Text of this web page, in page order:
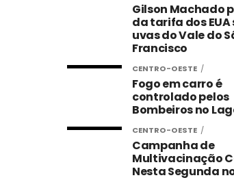
Gilson Machado
da tarifa dos EUA
uvas do Vale do
Francisco
CENTRO-OESTE
Fogo em carro é
controlado pelos
Bombeiros no
CENTRO-OESTE
Campanha de
Multivacinação
Nesta Segunda